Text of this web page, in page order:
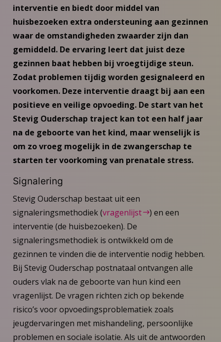
Contact
Inloggen Stevig Ouderschap
interventie en biedt door middel van
huisbezoeken extra ondersteuning aan gezinnen
waar de omstandigheden zwaarder zijn dan
gemiddeld. De ervaring leert dat juist deze
gezinnen baat hebben bij vroegtijdige steun.
Zodat problemen tijdig worden gesignaleerd en
voorkomen. Deze interventie draagt bij aan een
positieve en veilige opvoeding. De start van het
Stevig Ouderschap traject kan tot een half jaar
na de geboorte van het kind, maar wenselijk is
om zo vroeg mogelijk in de zwangerschap te
starten ter voorkoming van prenatale stress.
Signalering
Stevig Ouderschap bestaat uit een
signaleringsmethodiek (vragenlijst
) en een
interventie (de huisbezoeken). De
signaleringsmethodiek is ontwikkeld om de
gezinnen te vinden die de interventie nodig hebben.
Bij Stevig Ouderschap postnataal ontvangen alle
ouders vlak na de geboorte van hun kind een
vragenlijst. De vragen richten zich op bekende
risico’s voor opvoedingsproblematiek zoals
jeugdervaringen met mishandeling, persoonlijke
problemen en sociale isolatie. Als uit de antwoorden